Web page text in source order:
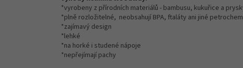
*vyrobeny z přírodních materiálů - bambusu, kukuřice a
*plně rozložitelné, neobsahují BPA, ftaláty ani jiné
*zajímavý design
*lehké
*na horké i studené nápoje
*nepřejímají pachy